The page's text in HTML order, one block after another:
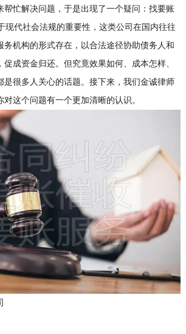
帮忙解决问题，于是出现了一个疑问：找要账
现代社会法规的重要性，这类公司在国内往往
务机构的形式存在，以合法途径协助债务人和
成资金归还。但究竟效果如何、成本怎样、
是很多人关心的话题。接下来，我们金诚律师
这个问题有一个更加清晰的认识。